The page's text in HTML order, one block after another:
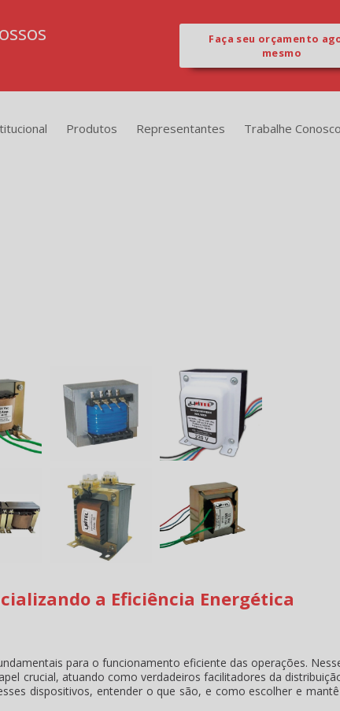
Faça seu orçamento
mesmo
Produtos Representantes Trabalhe Conosco
a Eficiência Energética
para o funcionamento eficiente das operações.
crucial, atuando como verdadeiros facilitadores da
dispositivos, entender o que são, e como escolher e